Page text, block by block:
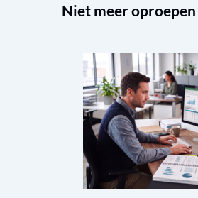
Niet meer